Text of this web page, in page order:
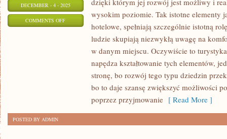
DECEMBER - 4 - 2025
COMMENTS OFFON
dzięki którym jej rozwój jest możliwy i
wysokim poziomie. Tak istotne elementy
hotelowe, spełniają szczególnie istotną
ludzie skupiają niezwykłą uwagę na
w danym miejscu. Oczywiście to
napędza kształtowanie tych elementów,
stronę, bo rozwój tego typu dziedzin
bo to daje szansę zwiększyć możliwości
poprzez przyjmowanie [ Read More ]
POSTED BY ADMIN